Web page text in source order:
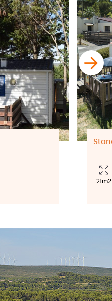
21m2